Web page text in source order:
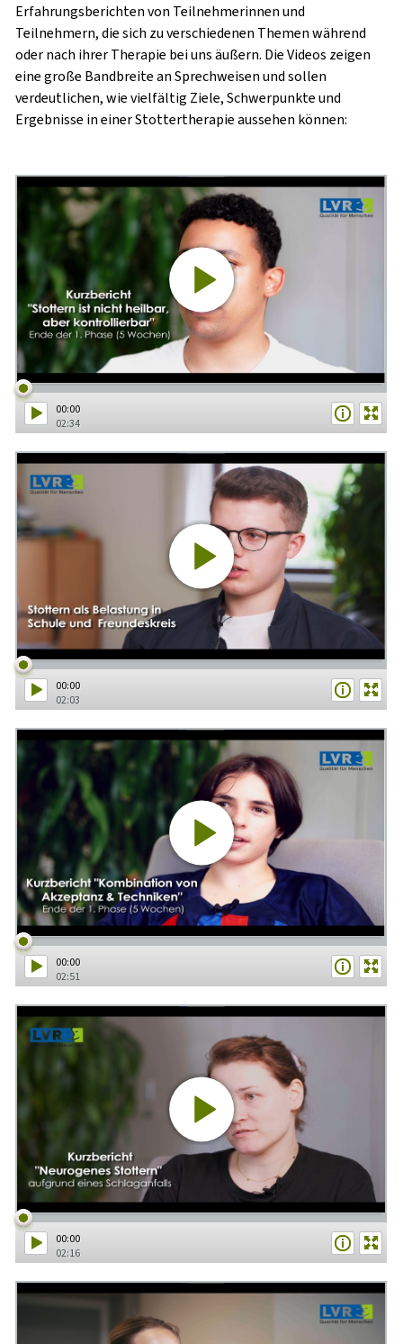
Erfahrungsberichten von Teilnehmerinnen und
Teilnehmern, die sich zu verschiedenen Themen während
oder nach ihrer Therapie bei uns äußern. Die Videos zeigen
eine große Bandbreite an Sprechweisen und sollen
verdeutlichen, wie vielfältig Ziele, Schwerpunkte und
Ergebnisse in einer Stottertherapie aussehen können:
00:00
02:34
00:00
02:03
00:00
02:51
00:00
02:16